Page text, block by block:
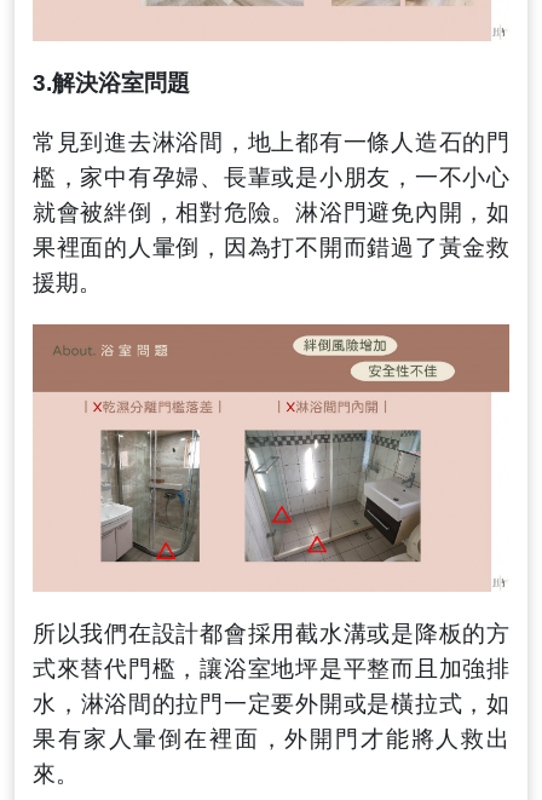
3.解決浴室問題
常見到進去淋浴間 ， 地上都有一條人造石的門
檻 ，家中有孕婦、 長輩或是小朋友， 一不小心
就會被絆倒
，相對危險。淋浴門避免內開 ，如
果裡面的人暈倒
， 因為打不開而錯過了黃金救
援期。
所以我們在設計都會採用截水溝或是降板的方
式來替代門檻 ，讓浴室地坪是平整而且加強排
水 ， 淋浴間的拉門一定要外開或是橫拉式 ，如
果有家人暈倒在裡面 ，外開門 才能將人救出
來。